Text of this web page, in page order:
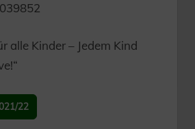
alle Kinder – Jedem Kind
22